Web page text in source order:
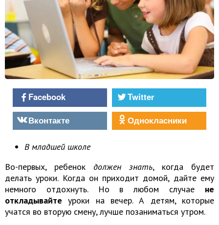
Facebook
Twitter
Вконтакте
Однокласники
В младшей школе
Во-первых, ребенок должен знать, когда будет
делать уроки. Когда он приходит домой, дайте ему
немного отдохнуть. Но в любом случае не
откладывайте уроки на вечер. А детям, которые
учатся во вторую смену, лучше позаниматься утром.